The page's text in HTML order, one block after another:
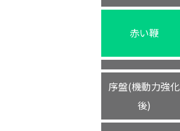
赤い鞭
序盤(機動力強化
後)